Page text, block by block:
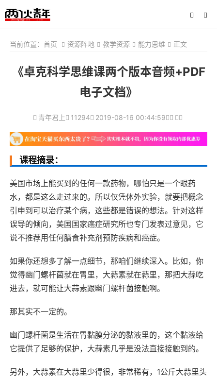
当前位置： 首页 资源阵地 教学资源 能力思维 正文
《卓克科学思维课两个版本音频+PDF
电子文档》
青年君上 11294 2019-08-16 00:44:59
课程摘录：
美国市场上能买到的任何一款药物，哪怕只是一个眼药
水，都是这么走过来的。所以仅凭体外实验，就要把概念
引申到可以治疗某个病，这些都是错误的想法。针对这样
误导的倾向，美国国家癌症研究所也专门发表过意见，它
说不推荐用任何膳食补充剂预防疾病和癌症。
如果你还想多了解一点细节，那咱们继续深入。比如，你
觉得幽门螺杆菌就在胃里，大蒜素就在蒜里，那把大蒜吃
进去，就可能让大蒜素跟幽门螺杆菌接触啊。
那其实不一定的。
幽门螺杆菌是生活在胃黏膜分泌的黏液里的，这个黏液给
它提供了足够的保护，大蒜素几乎是没法直接接触到的。
另外，大蒜素在大蒜里少得很，非常稀有，1公斤大蒜里头